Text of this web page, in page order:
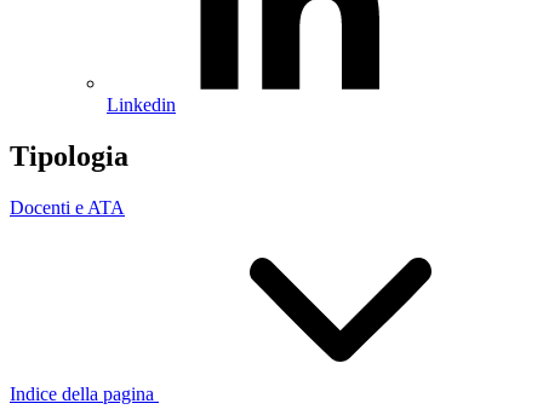
Linkedin
Tipologia
Docenti e ATA
Indice della pagina